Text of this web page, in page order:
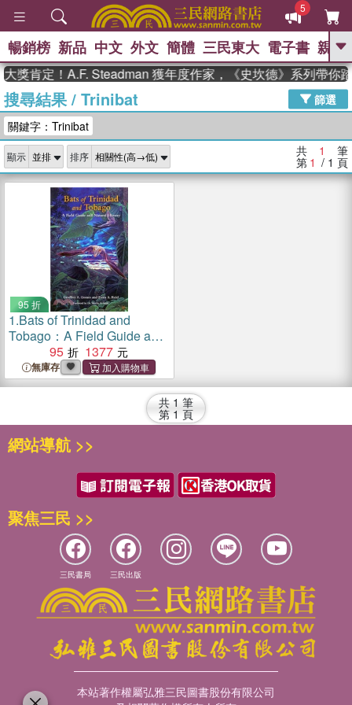
5
GO
高希均教授回憶錄
、 The Odyssey 、 父親節 、 花開錦
李登輝時代 、 數學女孩：黎曼猜想
、
如果歷史是一
群喵 、 臺灣漫遊錄
暢銷榜 新品 中文 外文 簡體 三民東大 電子書 親子
獎肯定！A.F. Steadman 獲年度作家，《史坎德》系列帶你
搜尋結果/ Trinibat
篩選
關鍵字：Trinibat
顯示 排序 共 1 筆
第 1 / 1 頁
95 折
1.Bats of Trinidad and
Tobago：A Field Guide and
Natural History
95 1377
無庫存
共 1 筆
第 1 頁
網站導航 >>
聚焦三民 >>
三民書局 三民出版
本站著作權屬弘雅三民圖書股份有限公司